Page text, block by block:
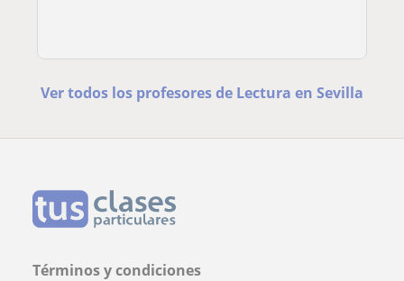
Ver todos los profesores de Lectura en Sevilla
Términos y condiciones